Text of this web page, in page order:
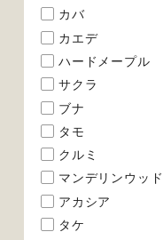
カバ
カエデ
ハードメープル
サクラ
ブナ
タモ
クルミ
マンデリンウッド
アカシア
タケ